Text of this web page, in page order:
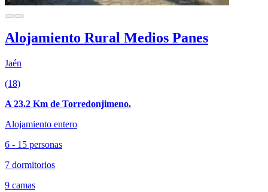
Alojamiento Rural Medios Panes
Jaén
(18)
A 23.2 Km de Torredonjimeno.
Alojamiento entero
6 - 15 personas
7 dormitorios
9 camas